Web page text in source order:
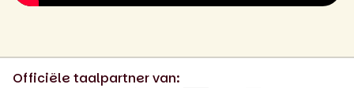
Officiële taalpartner van: